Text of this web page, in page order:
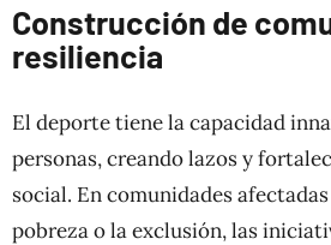
Construcción de
resiliencia
El deporte tiene la capacidad
personas, creando lazos y
social. En comunidades
pobreza o la exclusión, las